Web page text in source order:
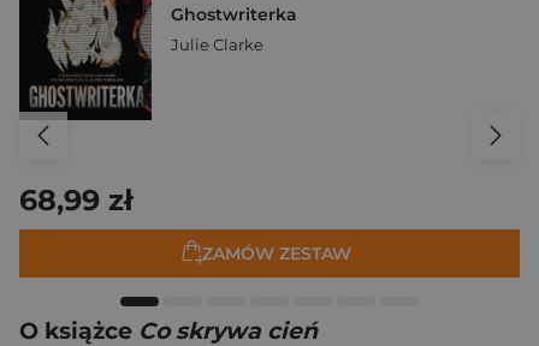
Ghostwriterka
Julie Clarke
68,99 zł
ZAMÓW ZESTAW
O książce Co skrywa cień